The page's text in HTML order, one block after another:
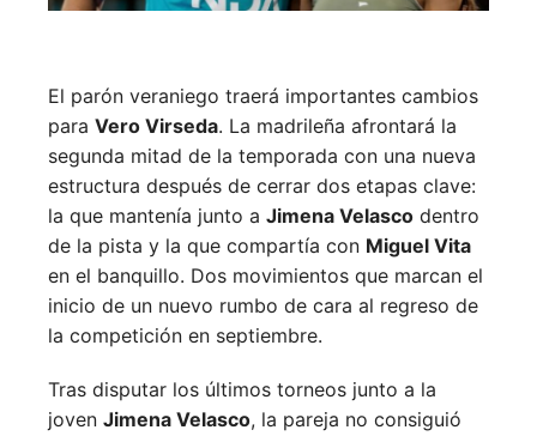
El parón veraniego traerá importantes cambios
para Vero Virseda. La madrileña afrontará la
segunda mitad de la temporada con una nueva
estructura después de cerrar dos etapas clave:
la que mantenía junto a Jimena Velasco dentro
de la pista y la que compartía con Miguel Vita
en el banquillo. Dos movimientos que marcan el
inicio de un nuevo rumbo de cara al regreso de
la competición en septiembre.
Tras disputar los últimos torneos junto a la
joven Jimena Velasco, la pareja no consiguió